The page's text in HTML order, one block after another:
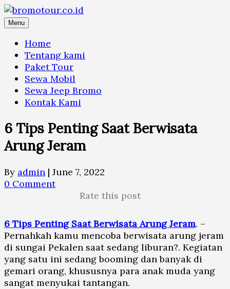
Skip
toMenu
Home
Tentang kami
Paket Tour
Sewa Mobil
Sewa Jeep Bromo
Kontak Kami
6 Tips Penting Saat Berwisata
Arung Jeram
By admin | June 7, 2022
0 Comment
Rate this post
6 Tips Penting Saat Berwisata Arung Jeram. –
Pernahkah kamu mencoba berwisata arung jeram
di sungai Pekalen saat sedang liburan?. Kegiatan
yang satu ini sedang booming dan banyak di
gemari orang, khususnya para anak muda yang
sangat menyukai tantangan.